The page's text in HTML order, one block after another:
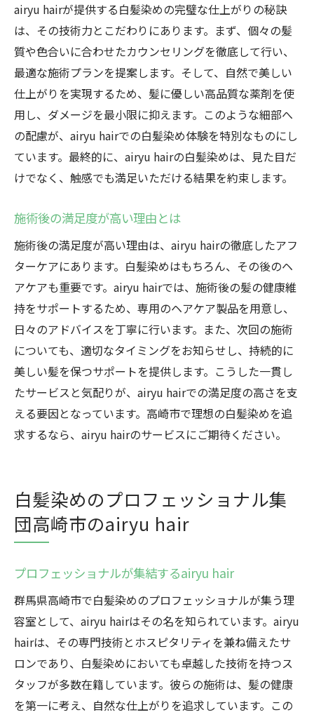
airyu hairが提供する白髪染めの完璧な仕上がりの秘訣
は、その技術力とこだわりにあります。まず、個々の髪
質や色合いに合わせたカウンセリングを徹底して行い、
最適な施術プランを提案します。そして、自然で美しい
仕上がりを実現するため、髪に優しい高品質な薬剤を使
用し、ダメージを最小限に抑えます。このような細部へ
の配慮が、airyu hairでの白髪染め体験を特別なものにし
ています。最終的に、airyu hairの白髪染めは、見た目だ
けでなく、触感でも満足いただける結果を約束します。
施術後の満足度が高い理由とは
施術後の満足度が高い理由は、airyu hairの徹底したアフ
ターケアにあります。白髪染めはもちろん、その後のヘ
アケアも重要です。airyu hairでは、施術後の髪の健康維
持をサポートするため、専用のヘアケア製品を用意し、
日々のアドバイスを丁寧に行います。また、次回の施術
についても、適切なタイミングをお知らせし、持続的に
美しい髪を保つサポートを提供します。こうした一貫し
たサービスと気配りが、airyu hairでの満足度の高さを支
える要因となっています。高崎市で理想の白髪染めを追
求するなら、airyu hairのサービスにご期待ください。
白髪染めのプロフェッショナル集
団高崎市のairyu hair
プロフェッショナルが集結するairyu hair
群馬県高崎市で白髪染めのプロフェッショナルが集う理
容室として、airyu hairはその名を知られています。airyu
hairは、その専門技術とホスピタリティを兼ね備えたサ
ロンであり、白髪染めにおいても卓越した技術を持つス
タッフが多数在籍しています。彼らの施術は、髪の健康
を第一に考え、自然な仕上がりを追求しています。この